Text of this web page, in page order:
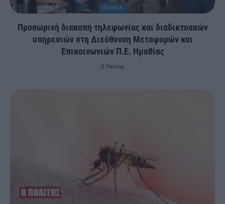
ΕΛΛΑΔΑ
Προσωρινή διακοπή τηλεφωνίας και διαδικτυακών
υπηρεσιών στη Διεύθυνση Μεταφορών και
Επικοινωνιών Π.Ε. Ημαθίας
Ο Πολίτης